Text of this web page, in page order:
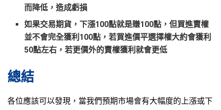
而降低，造成虧損
如果交易期貨，下漲100點就是賺100點，但買進賣權
並不會完全獲利100點，若買進價平選擇權大約會獲利
50點左右，若更價外的賣權獲利就會更低
總結
各位應該可以發現，當我們預期市場會有大幅度的上漲或下